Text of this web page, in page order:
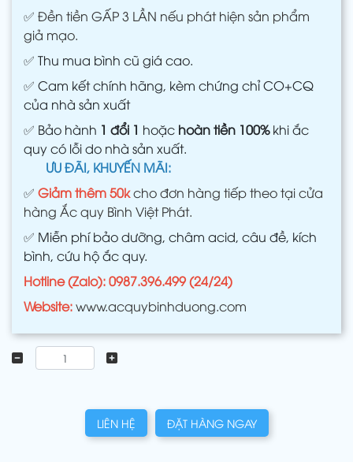
✅ Đền tiền GẤP 3 LẦN nếu phát hiện sản phẩm
giả mạo.
✅ Thu mua bình cũ giá cao.
✅ Cam kết chính hãng, kèm chứng chỉ CO+CQ
của nhà sản xuất
✅ Bảo hành 1 đổi 1 hoặc hoàn tiền 100%khi ắc
quy có lỗi do nhà sản xuất.
ƯU ĐÃI, KHUYẾN MÃI:
✅ Giảm thêm 50kcho đơn hàng tiếp theo tại cửa
hàng Ắc quy Bình Việt Phát.
✅ Miễn phí bảo dưỡng, châm acid, câu đề, kích
bình, cứu hộ ắc quy.
Hotline (Zalo): 0987.396.499 (24/24)
Website:www.acquybinhduong.com
LIÊN HỆ ĐẶT HÀNG NGAY